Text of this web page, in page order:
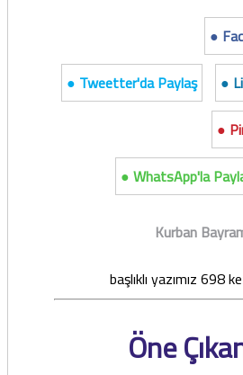
●
● Tweetter'da Paylaş
●
●
● WhatsApp'la
Kurban
başlıklı yazımız 698
Öne